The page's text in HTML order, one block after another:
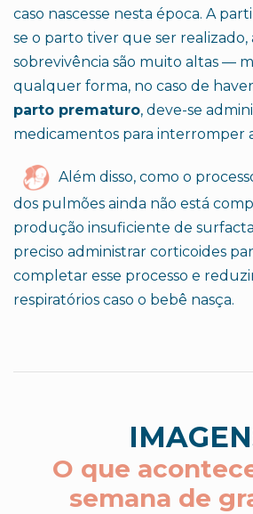
caso nascesse nesta época. A
se o parto tiver que ser realizado,
sobrevivência são muito altas —
qualquer forma, no caso de haver
parto prematuro, deve-se
medicamentos para interromper
Além disso, como o
dos pulmões ainda não está
produção insuficiente de
preciso administrar corticoides
completar esse processo e
respiratórios caso o bebê nasça.
O que
semana de